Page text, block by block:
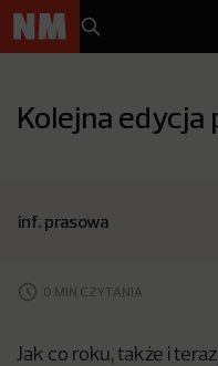
Kolejna edycja
inf. prasowa
0 MIN CZYTANIA
Jak co roku, także i